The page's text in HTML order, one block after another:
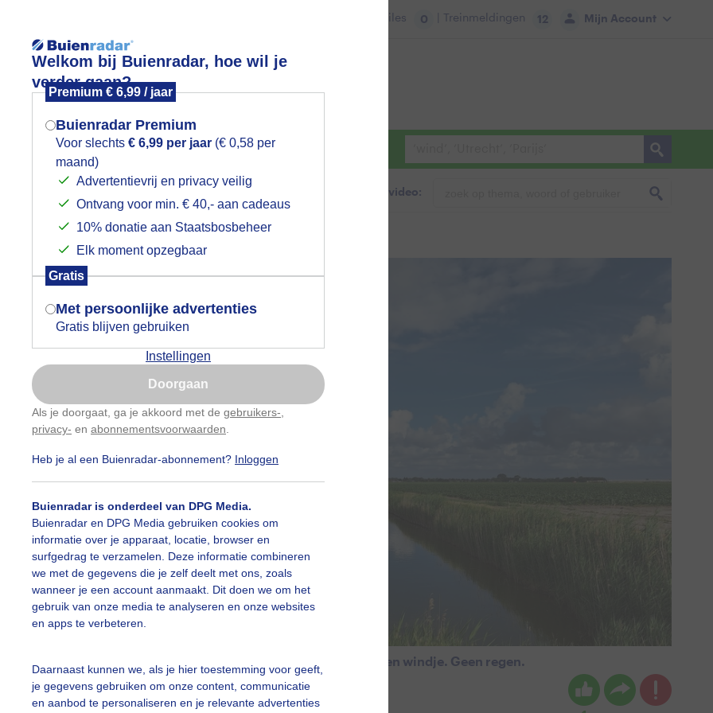
Welkom bij Buienradar, hoe wil je
verder gaan?
Premium € 6,99 / jaar
Buienradar Premium
Voor slechts € 6,99 per jaar (€ 0,58 per
maand)
Advertentievrij en privacy veilig
Ontvang voor min. € 40,- aan cadeaus
10% donatie aan Staatsbosbeheer
Elk moment opzegbaar
Gratis
Met persoonlijke advertenties
Gratis blijven gebruiken
Instellingen
Doorgaan
Als je doorgaat, ga je akkoord met de gebruikers-
privacy- en abonnementsvoorwaarden
Heb je al een Buienradar-abonnement? Inloggen
Buienradar is onderdeel van DPG Media.
Buienradar en DPG Media gebruiken cookies om
informatie over je apparaat, locatie, browser en
surfgedrag te verzamelen. Deze informatie combineren
we met de gegevens die je zelf deelt met ons, zoals
wanneer je een account aanmaakt. Dit doen we om het
gebruik van onze media te analyseren en onze websites
en apps te verbeteren.
Daarnaast kunnen we, als je hier toestemming voor geeft,
je gegevens gebruiken om onze content, communicatie
en aanbod te personaliseren en je relevante advertenties
Mijn Account
Files 0 | Treinmeldingen 12
Foto en video Weerzine
Zoeken in foto & video:
Colijnsplaat, Zeeland Best lekker weer hier, zon en wolken met een windje. Geen regen.
Geeske Harkema Gemaakt: 10-06-2026, 92x bekeken
Mogen we je locatie gebruiken voor
het weer?
Indien je hier nog geen akkoord op hebt
gegeven, verschijnt er zo een pop-up uit
je browser waarin deze toestemming
gevraagd wordt.
Is goed, toon de popup
Nu niet, misschien later
Gebruik je Safari en wil je niet elke dag deze pop-up
Klikhierom dit aan te passen